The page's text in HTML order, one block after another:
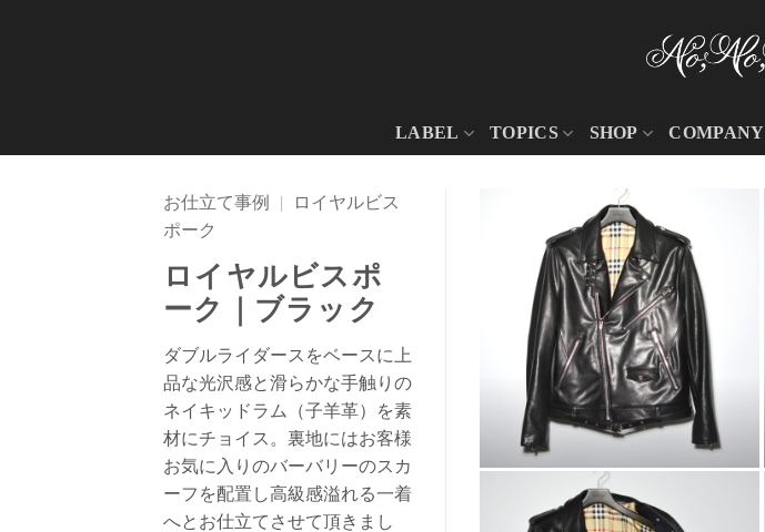
LABEL TOPICS SHOP COMPANY
お仕立て事例 |
ロイヤルビス
ポーク
ロイヤルビスポ
ーク｜ブラック
ダブルライダースをベースに上
品な光沢感と滑らかな手触りの
ネイキッドラム（子羊革）を素
材にチョイス。裏地にはお客様
お気に入りのバーバリーのスカ
ーフを配置し高級感溢れる一着
へとお仕立てさせて頂きまし